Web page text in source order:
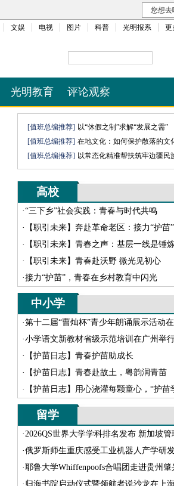
您想去
文娱 电视 图片 科普 光明报系 更
光明教育 评论观察
[值班总编推荐] 以“休假之制”求解“发展之需”
[值班总编推荐] 在地文化：如何保护散落的文
[值班总编推荐] 以常态化精准帮扶筑牢边疆民
高校
·“三下乡”社会实践：青春与时代共鸣
·
【职引未来】奔赴革命老区：接力“护苗”，科
·
【职引未来】青春之声：基层一线是锤炼本
·
【职引未来】青春赴沃野 微光见初心
·接力“护苗”，青春在乡村教育中闪光
中小学
·第十二届“曹灿杯”青少年朗诵展示活动
·小学语文新教材省级示范培训在广州举
·
【护苗日志】青春护苗助成长
·
【护苗日志】青春赴故土，粤韵润青苗
·
【护苗日志】用心浇灌每颗童心，“护苗学堂”因坚
留学
·2026QS世界大学学科排名发布 新加坡管理大学实力
·俄罗斯师生重庆感受工业机器人产学研
·耶鲁大学Whiffenpoofs合唱团走进贵州肇
· 归海书院启动仪式暨领航者说沙龙在上